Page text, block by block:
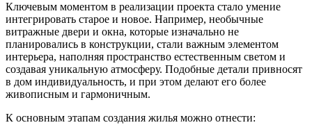
Ключевым моментом в реализации проекта стало умение
интегрировать старое и новое. Например, необычные
витражные двери и окна, которые изначально не
планировались в конструкции, стали важным элементом
интерьера, наполняя пространство естественным светом и
создавая уникальную атмосферу. Подобные детали привносят
в дом индивидуальность, и при этом делают его более
живописным и гармоничным.
К основным этапам создания жилья можно отнести: